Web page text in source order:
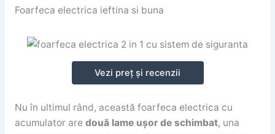
Foarfeca electrica ieftina si buna
Vezi preț și recenzii
Nu în ultimul rând, această foarfeca electrica cu
acumulator are două lame ușor de schimbat, una